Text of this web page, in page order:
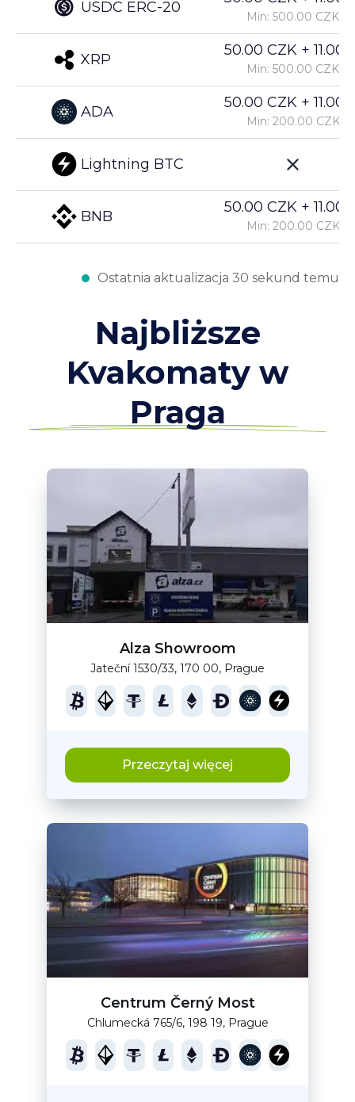
USDC ERC-20
XRP
ADA
Lightning BTC
BNB
Min: 500.00 CZK
50.00 CZK +
Min: 500.00 CZK
50.00 CZK +
Min: 200.00 CZK
50.00 CZK +
Min: 200.00 CZK
Ostatnia aktualizacja 30 sekund temu
Najbliższe
Kvakomaty w
Praga
Alza Showroom
Jateční 1530/33, 170 00, Prague
Przeczytaj więcej
Centrum Černý Most
Chlumecká 765/6, 198 19, Prague